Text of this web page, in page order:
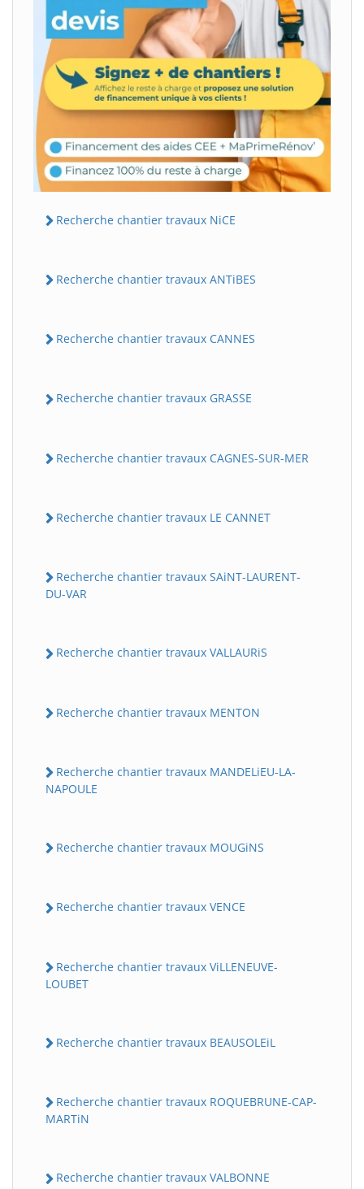
Recherche chantier travaux NiCE
Recherche chantier travaux ANTiBES
Recherche chantier travaux CANNES
Recherche chantier travaux GRASSE
Recherche chantier travaux CAGNES-SUR-MER
Recherche chantier travaux LE CANNET
Recherche chantier travaux SAiNT-LAURENT-
DU-VAR
Recherche chantier travaux VALLAURiS
Recherche chantier travaux MENTON
Recherche chantier travaux MANDELiEU-LA-
NAPOULE
Recherche chantier travaux MOUGiNS
Recherche chantier travaux VENCE
Recherche chantier travaux ViLLENEUVE-
LOUBET
Recherche chantier travaux BEAUSOLEiL
Recherche chantier travaux ROQUEBRUNE-CAP-
MARTiN
Recherche chantier travaux VALBONNE